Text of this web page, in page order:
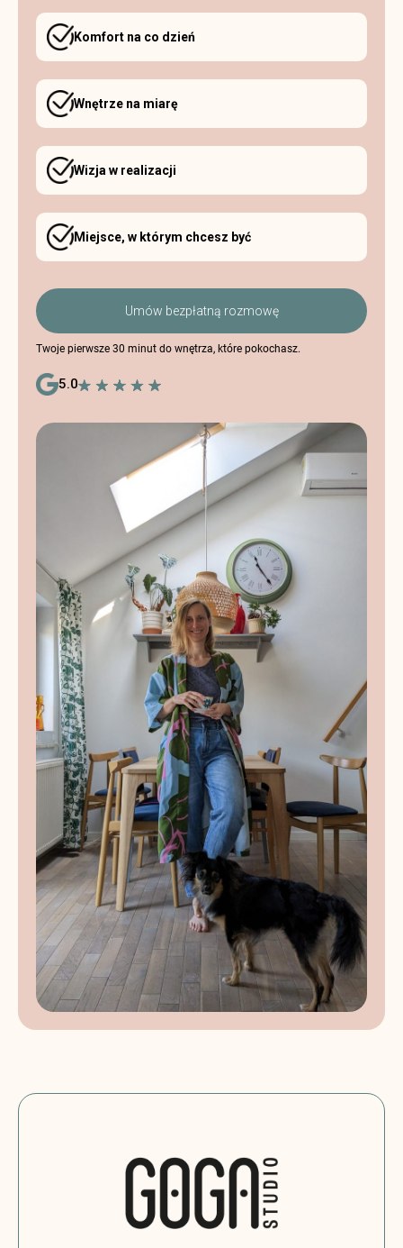
Komfort na co dzień
Wnętrze na miarę
Wizja w realizacji
Miejsce, w którym chcesz być
Umów bezpłatną rozmowę
Twoje pierwsze 30 minut do wnętrza, które pokochasz.
5.0